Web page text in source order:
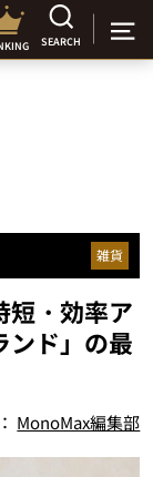
SEARCH
雑貨
短・効率ア
ド」の最
MonoMax編集部